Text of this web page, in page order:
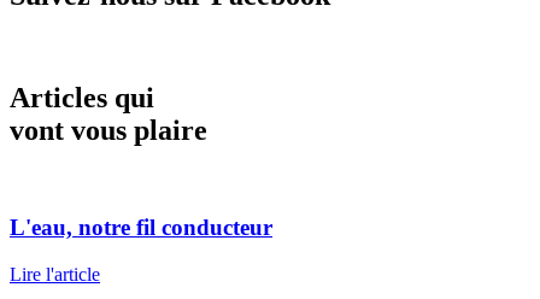
Articles qui
vont vous plaire
L'eau, notre fil conducteur
Lire l'article